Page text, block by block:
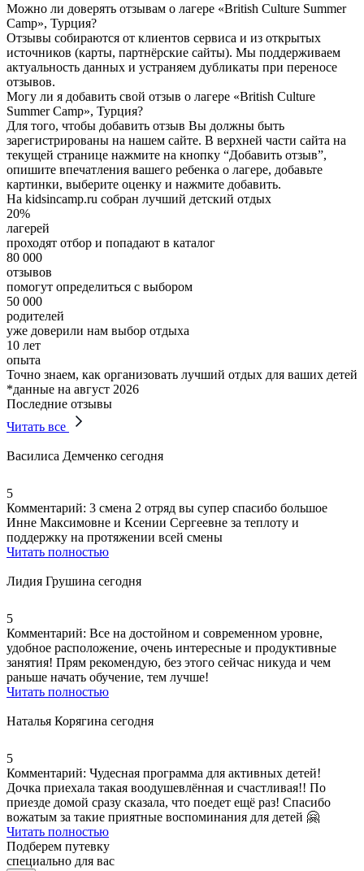
Можно ли доверять отзывам о лагере «British Culture Summer
Camp», Турция?
Отзывы собираются от клиентов сервиса и из открытых
источников (карты, партнёрские сайты). Мы поддерживаем
актуальность данных и устраняем дубликаты при переносе
отзывов.
Могу ли я добавить свой отзыв о лагере «British Culture
Summer Camp», Турция?
Для того, чтобы добавить отзыв Вы должны быть
зарегистрированы на нашем сайте. В верхней части сайта на
текущей странице нажмите на кнопку “Добавить отзыв”,
опишите впечатления вашего ребенка о лагере, добавьте
картинки, выберите оценку и нажмите добавить.
На kidsincamp.ru собран лучший детский отдых
20%
лагерей
проходят отбор и попадают в каталог
80 000
отзывов
помогут определиться с выбором
50 000
родителей
уже доверили нам выбор отдыха
10 лет
опыта
Точно знаем, как организовать лучший отдых для ваших детей
*данные на август 2026
Последние отзывы
Читать все
Василиса Демченко сегодня
5
Комментарий: 3 смена 2 отряд вы супер спасибо большое
Инне Максимовне и Ксении Сергеевне за теплоту и
поддержку на протяжении всей смены
Читать полностью
Лидия Грушина сегодня
5
Комментарий: Все на достойном и современном уровне,
удобное расположение, очень интересные и продуктивные
занятия! Прям рекомендую, без этого сейчас никуда и чем
раньше начать обучение, тем лучше!
Читать полностью
Наталья Корягина сегодня
5
Комментарий: Чудесная программа для активных детей!
Дочка приехала такая воодушевлённая и счастливая!! По
приезде домой сразу сказала, что поедет ещё раз! Спасибо
вожатым за такие приятные воспоминания для детей 🤗
Читать полностью
Подберем путевку
специально для вас